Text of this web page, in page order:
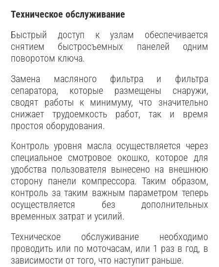
Техническое обслуживание
Быстрый доступ к узлам обеспечивается
снятием быстросъемных панелей одним
поворотом ключа.
Замена масляного фильтра и фильтра
сепаратора, которые размещены снаружи,
сводят работы к минимуму, что значительно
снижает трудоемкость работ, так и время
простоя оборудования.
Контроль уровня масла осуществляется через
специальное смотровое окошко, которое для
удобства пользователя вынесено на внешнюю
сторону панели компрессора. Таким образом,
контроль за таким важным параметром теперь
осуществляется без дополнительных
временных затрат и усилий.
Техническое обслуживание необходимо
проводить или по моточасам, или 1 раз в год, в
зависимости от того, что наступит раньше.